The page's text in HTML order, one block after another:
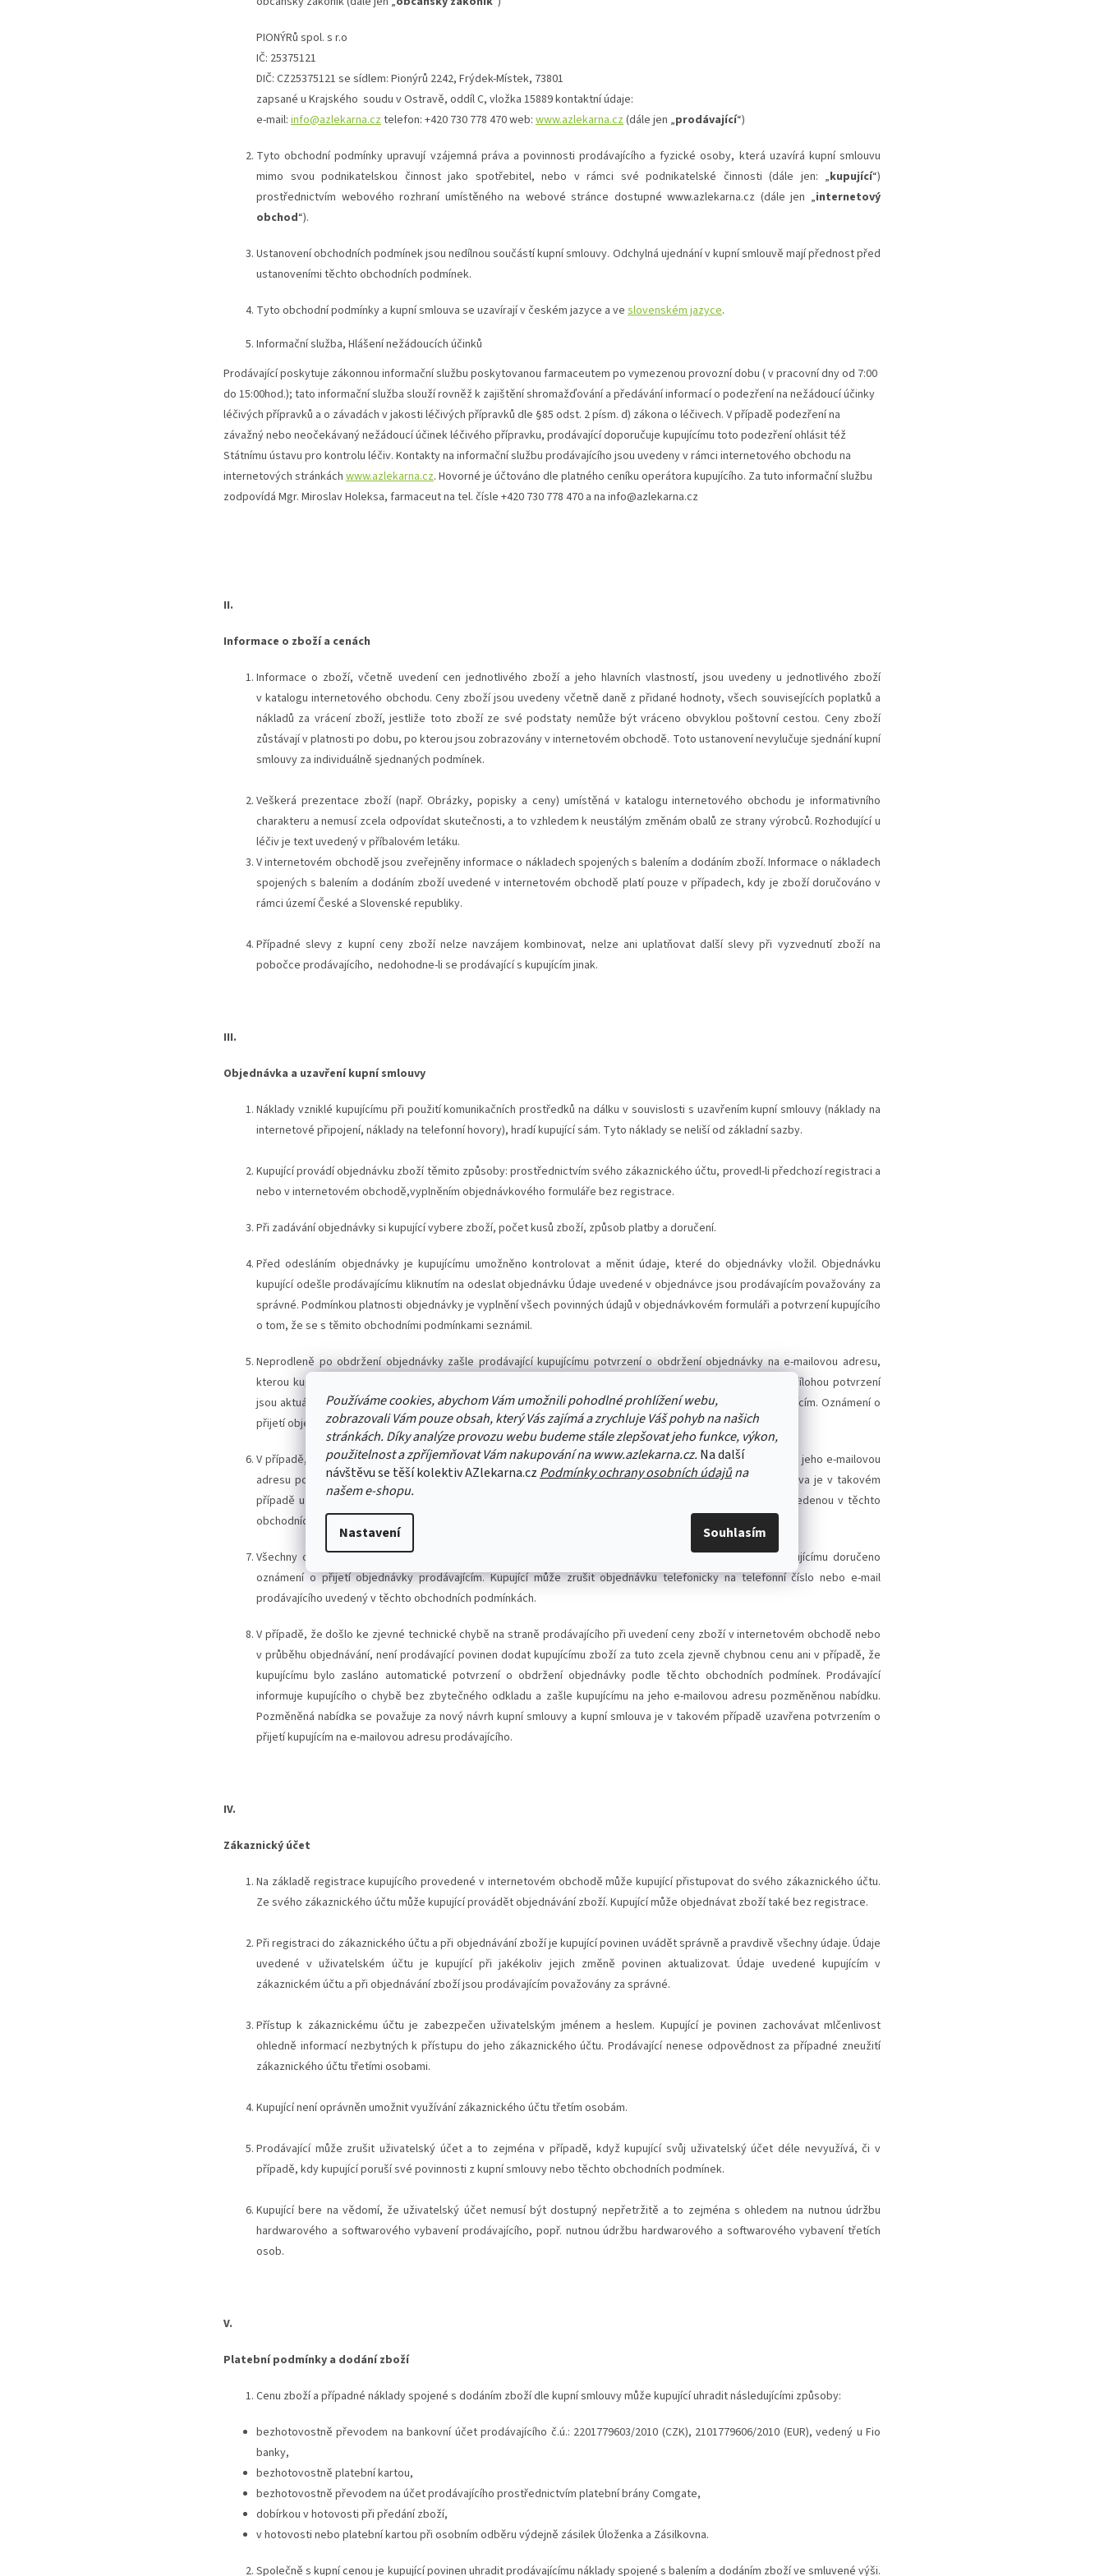
Používáme cookies, abychom Vám umožnili pohodlné prohlížení webu,
zobrazovali Vám pouze obsah, který Vás zajímá a zrychluje Váš pohyb na našich
stránkách. Díky analýze provozu webu budeme stále zlepšovat jeho funkce, výkon,
použitelnost a zpříjemňovat Vám nakupování na www.azlekarna.cz. Na další
návštěvu se těší kolektiv AZlekarna.cz Podmínky ochrany osobních údajůna
našem e-shopu.
Nastavení Souhlasím
PIONÝRů spol. s r.o
IČ: 25375121
DIČ: CZ25375121 se sídlem: Pionýrů 2242, Frýdek-Místek, 73801
zapsané u Krajského soudu v Ostravě, oddíl C, vložka 15889 kontaktní údaje:
e-mail: info@azlekarna.cztelefon: +420 730 778 470 web: www.azlekarna.cz(dále jen „prodávající“)
Tyto obchodní podmínky upravují vzájemná práva a povinnosti prodávajícího a fyzické osoby, která uzavírá kupní smlouvu
mimo svou podnikatelskou činnost jako spotřebitel, nebo v rámci své podnikatelské činnosti (dále jen: „kupující“)
prostřednictvím webového rozhraní umístěného na webové stránce dostupné www.azlekarna.cz (dále jen „internetový
obchod“).
Ustanovení obchodních podmínek jsou nedílnou součástí kupní smlouvy. Odchylná ujednání v kupní smlouvě mají přednost před
ustanoveními těchto obchodních podmínek.
Tyto obchodní podmínky a kupní smlouva se uzavírají v českém jazyce a ve slovenském jazyce.
Informační služba, Hlášení nežádoucích účinků
Prodávající poskytuje zákonnou informační službu poskytovanou farmaceutem po vymezenou provozní dobu ( v pracovní dny od 7:00
do 15:00hod.); tato informační služba slouží rovněž k zajištění shromažďování a předávání informací o podezření na nežádoucí účinky
léčivých přípravků a o závadách v jakosti léčivých přípravků dle §85 odst. 2 písm. d) zákona o léčivech. V případě podezření na
závažný nebo neočekávaný nežádoucí účinek léčivého přípravku, prodávající doporučuje kupujícímu toto podezření ohlásit též
Státnímu ústavu pro kontrolu léčiv. Kontakty na informační službu prodávajícího jsou uvedeny v rámci internetového obchodu na
internetových stránkách www.azlekarna.cz. Hovorné je účtováno dle platného ceníku operátora kupujícího. Za tuto informační službu
zodpovídá Mgr. Miroslav Holeksa, farmaceut na tel. čísle +420 730 778 470 a na info@azlekarna.cz
II.
Informace o zboží a cenách
Informace o zboží, včetně uvedení cen jednotlivého zboží a jeho hlavních vlastností, jsou uvedeny u jednotlivého zboží
v katalogu internetového obchodu. Ceny zboží jsou uvedeny včetně daně z přidané hodnoty, všech souvisejících poplatků a
nákladů za vrácení zboží, jestliže toto zboží ze své podstaty nemůže být vráceno obvyklou poštovní cestou. Ceny zboží
zůstávají v platnosti po dobu, po kterou jsou zobrazovány v internetovém obchodě. Toto ustanovení nevylučuje sjednání kupní
smlouvy za individuálně sjednaných podmínek.
Veškerá prezentace zboží (např. Obrázky, popisky a ceny) umístěná v katalogu internetového obchodu je informativního
charakteru a nemusí zcela odpovídat skutečnosti, a to vzhledem k neustálým změnám obalů ze strany výrobců. Rozhodující u
léčiv je text uvedený v příbalovém letáku.
V internetovém obchodě jsou zveřejněny informace o nákladech spojených s balením a dodáním zboží. Informace o nákladech
spojených s balením a dodáním zboží uvedené v internetovém obchodě platí pouze v případech, kdy je zboží doručováno v
rámci území České a Slovenské republiky.
Případné slevy z kupní ceny zboží nelze navzájem kombinovat, nelze ani uplatňovat další slevy při vyzvednutí zboží na
pobočce prodávajícího, nedohodne-li se prodávající s kupujícím jinak.
III.
Objednávka a uzavření kupní smlouvy
Náklady vzniklé kupujícímu při použití komunikačních prostředků na dálku v souvislosti s uzavřením kupní smlouvy (náklady na
internetové připojení, náklady na telefonní hovory), hradí kupující sám. Tyto náklady se neliší od základní sazby.
Kupující provádí objednávku zboží těmito způsoby: prostřednictvím svého zákaznického účtu, provedl-li předchozí registraci a
nebo v internetovém obchodě,vyplněním objednávkového formuláře bez registrace.
Při zadávání objednávky si kupující vybere zboží, počet kusů zboží, způsob platby a doručení.
Před odesláním objednávky je kupujícímu umožněno kontrolovat a měnit údaje, které do objednávky vložil. Objednávku
kupující odešle prodávajícímu kliknutím na odeslat objednávku Údaje uvedené v objednávce jsou prodávajícím považovány za
správné. Podmínkou platnosti objednávky je vyplnění všech povinných údajů v objednávkovém formuláři a potvrzení kupujícího
o tom, že se s těmito obchodními podmínkami seznámil.
Neprodleně po obdržení objednávky zašle prodávající kupujícímu potvrzení o obdržení objednávky na e-mailovou adresu,
kterou kupující při objednání zadal. Toto potvrzení je automatické a nepovažuje se za uzavření smlouvy. Přílohou potvrzení
jsou aktuální obchodní podmínky prodávajícího. Kupní smlouva je uzavřena až po přijetí objednávky prodávajícím. Oznámení o
přijetí objednávky je doručeno na e-mailovou adresu kupujícího.
V případě, že některý z požadavků uvedených v objednávce nemůže prodávající splnit, zašle kupujícímu na jeho e-mailovou
adresu pozměněnou nabídku. Pozměněná nabídka se považuje za nový návrh kupní smlouvy a kupní smlouva je v takovém
případě uzavřena potvrzením kupujícího o přijetí této nabídky prodávajícímu na jeho e-mailovou adresu uvedenou v těchto
obchodních podmínkách.
Všechny objednávky přijaté prodávajícím jsou závazné. Kupující může zrušit objednávku, dokud není kupujícímu doručeno
oznámení o přijetí objednávky prodávajícím. Kupující může zrušit objednávku telefonicky na telefonní číslo nebo e-mail
prodávajícího uvedený v těchto obchodních podmínkách.
V případě, že došlo ke zjevné technické chybě na straně prodávajícího při uvedení ceny zboží v internetovém obchodě nebo
v průběhu objednávání, není prodávající povinen dodat kupujícímu zboží za tuto zcela zjevně chybnou cenu ani v případě, že
kupujícímu bylo zasláno automatické potvrzení o obdržení objednávky podle těchto obchodních podmínek. Prodávající
informuje kupujícího o chybě bez zbytečného odkladu a zašle kupujícímu na jeho e-mailovou adresu pozměněnou nabídku.
Pozměněná nabídka se považuje za nový návrh kupní smlouvy a kupní smlouva je v takovém případě uzavřena potvrzením o
přijetí kupujícím na e-mailovou adresu prodávajícího.
IV.
Zákaznický účet
Na základě registrace kupujícího provedené v internetovém obchodě může kupující přistupovat do svého zákaznického účtu.
Ze svého zákaznického účtu může kupující provádět objednávání zboží. Kupující může objednávat zboží také bez registrace.
Při registraci do zákaznického účtu a při objednávání zboží je kupující povinen uvádět správně a pravdivě všechny údaje. Údaje
uvedené v uživatelském účtu je kupující při jakékoliv jejich změně povinen aktualizovat. Údaje uvedené kupujícím v
zákaznickém účtu a při objednávání zboží jsou prodávajícím považovány za správné.
Přístup k zákaznickému účtu je zabezpečen uživatelským jménem a heslem. Kupující je povinen zachovávat mlčenlivost
ohledně informací nezbytných k přístupu do jeho zákaznického účtu. Prodávající nenese odpovědnost za případné zneužití
zákaznického účtu třetími osobami.
Kupující není oprávněn umožnit využívání zákaznického účtu třetím osobám.
Prodávající může zrušit uživatelský účet a to zejména v případě, když kupující svůj uživatelský účet déle nevyužívá, či v
případě, kdy kupující poruší své povinnosti z kupní smlouvy nebo těchto obchodních podmínek.
Kupující bere na vědomí, že uživatelský účet nemusí být dostupný nepřetržitě a to zejména s ohledem na nutnou údržbu
hardwarového a softwarového vybavení prodávajícího, popř. nutnou údržbu hardwarového a softwarového vybavení třetích
osob.
V.
Platební podmínky a dodání zboží
Cenu zboží a případné náklady spojené s dodáním zboží dle kupní smlouvy může kupující uhradit následujícími způsoby:
bezhotovostně převodem na bankovní účet prodávajícího č.ú.: 2201779603/2010 (CZK), 2101779606/2010 (EUR), vedený u Fio
banky,
bezhotovostně platební kartou,
bezhotovostně převodem na účet prodávajícího prostřednictvím platební brány Comgate,
dobírkou v hotovosti při předání zboží,
v hotovosti nebo platební kartou při osobním odběru výdejně zásilek Úloženka a Zásilkovna.
Společně s kupní cenou je kupující povinen uhradit prodávajícímu náklady spojené s balením a dodáním zboží ve smluvené výši.